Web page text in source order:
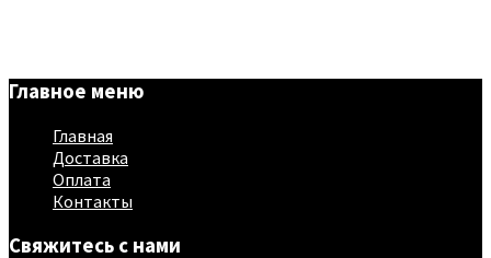
Главное меню
Главная
Доставка
Оплата
Контакты
Свяжитесь с нами